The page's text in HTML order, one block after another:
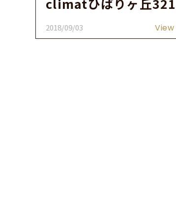
2018/09/03